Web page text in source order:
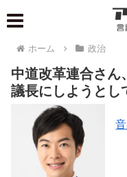
ホーム 政治
中道改革連合さん
議長にしようとし